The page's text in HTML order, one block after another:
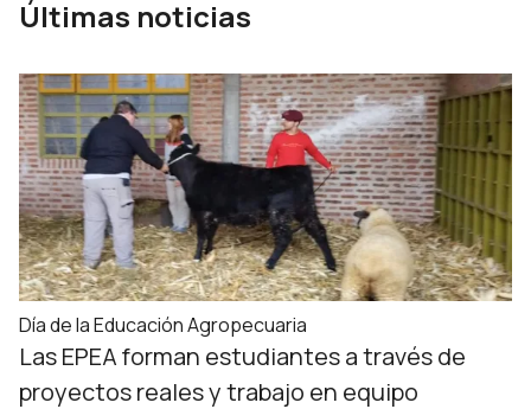
Últimas noticias
Día de la Educación Agropecuaria
Las EPEA forman estudiantes a través de
proyectos reales y trabajo en equipo